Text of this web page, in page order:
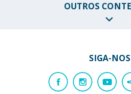
OUTROS
SIGA-NOS